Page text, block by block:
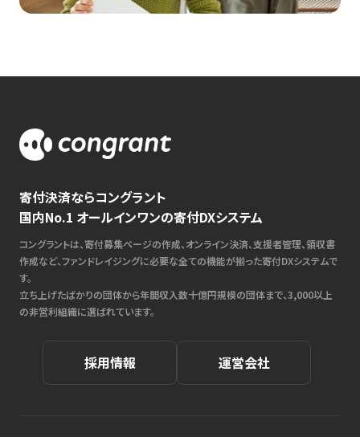
寄付決済ならコングラント
国内No.1 オールインワンの寄付DXシステム
コングラントは、寄付募集ページの作成、オンライン決済、支援者管理、領収書
作成など、ファンドレイジングに必要な全ての機能が揃った寄付DXシステムで
す。
立ち上げたばかりの団体から年間収入数十億円規模の団体まで、3,000以上
の非営利組織に選ばれています。
採用情報 運営会社